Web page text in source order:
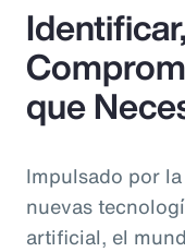
que
Impulsado por
nuevas
artificial, el